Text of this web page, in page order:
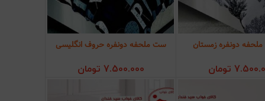
به سبد خرید
دونفره زمستان
تومان
افزودن به سبد خرید
ست ملحفه دونفره حروف انگلیسی
7.500.000 تومان